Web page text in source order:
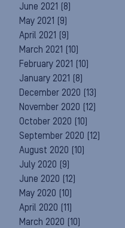
June 2021 (8)
May 2021 (9)
April 2021 (9)
March 2021 (10)
February 2021 (10)
January 2021 (8)
December 2020 (13)
November 2020 (12)
October 2020 (10)
September 2020 (12)
August 2020 (10)
July 2020 (9)
June 2020 (12)
May 2020 (10)
April 2020 (11)
March 2020 (10)